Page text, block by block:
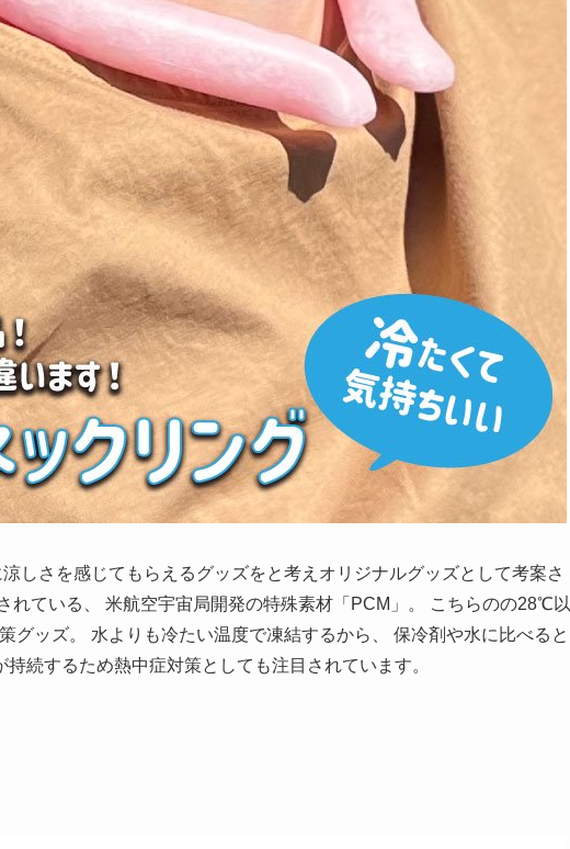
しさを感じてもらえるグッズをと考えオリジナルグッズとして考案さ
れている、 米航空宇宙局開発の特殊素材「PCM」。 こちらのの28℃以
グッズ。 水よりも冷たい温度で凍結するから、 保冷剤や水に比べると
続するため熱中症対策としても注目されています。